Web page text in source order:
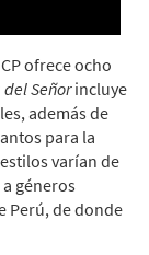
ofrece ocho
del Señorincluye
además de
para la
varían de
géneros
Perú, de donde